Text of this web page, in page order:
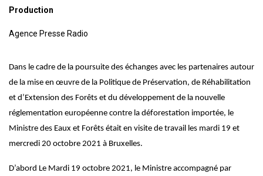
Production
Agence Presse Radio
Dans le cadre de la poursuite des échanges avec les partenaires autour
de la mise en œuvre de la Politique de Préservation, de Réhabilitation
et d’Extension des Forêts et du développement de la nouvelle
réglementation européenne contre la déforestation importée, le
Ministre des Eaux et Forêts était en visite de travail les mardi 19 et
mercredi 20 octobre 2021 à Bruxelles.
D’abord Le Mardi 19 octobre 2021, le Ministre accompagné par